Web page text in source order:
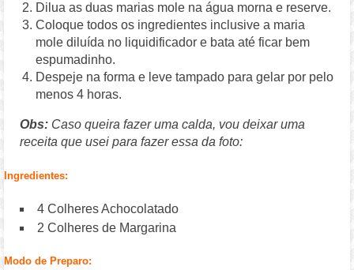
Dilua as duas marias mole na água morna e reserve.
Coloque todos os ingredientes inclusive a maria
mole diluída no liquidificador e bata até ficar bem
espumadinho.
Despeje na forma e leve tampado para gelar por pelo
menos 4 horas.
Obs: Caso queira fazer uma calda, vou deixar uma
receita que usei para fazer essa da foto:
Ingredientes:
4 Colheres Achocolatado
2 Colheres de Margarina
Modo de Preparo: